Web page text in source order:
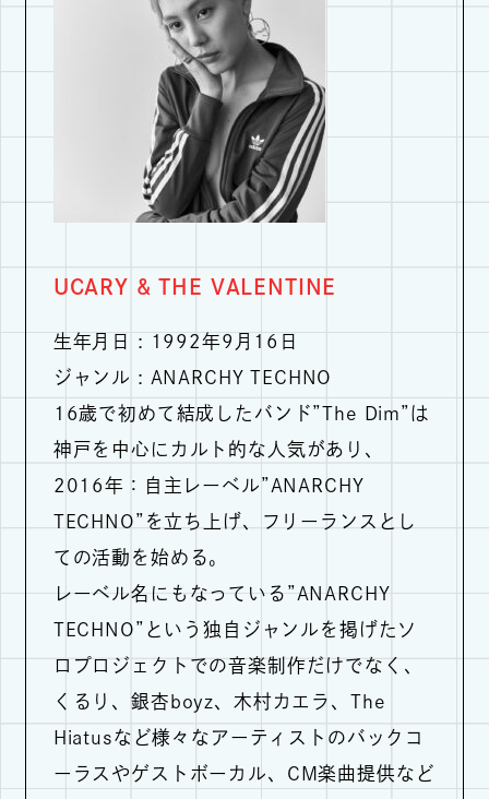
UCARY & THE VALENTINE
生年月日 : 1992年9月16日
ジャンル : ANARCHY TECHNO
16歳で初めて結成したバンド”The Dim”は
神戸を中心にカルト的な人気があり、
2016年：自主レーベル”ANARCHY
TECHNO”を立ち上げ、フリーランスとし
ての活動を始める。
レーベル名にもなっている”ANARCHY
TECHNO”という独自ジャンルを掲げたソ
ロプロジェクトでの音楽制作だけでなく、
くるり、銀杏boyz、木村カエラ、The
Hiatusなど様々なアーティストのバックコ
ーラスやゲストボーカル、CM楽曲提供など